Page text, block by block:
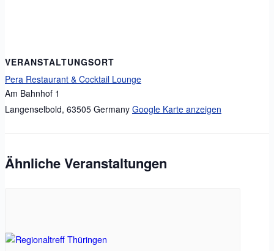
VERANSTALTUNGSORT
Pera Restaurant & Cocktail Lounge
Am Bahnhof 1
Langenselbold, 63505 Germany Google Karte anzeigen
Ähnliche Veranstaltungen